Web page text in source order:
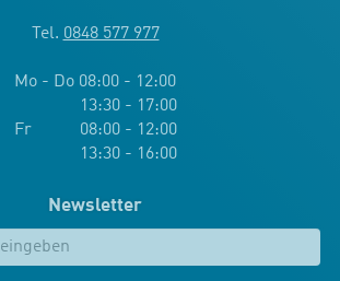
Tel. 0848 577 977
Mo - Do 08:00 - 12:00
13:30 - 17:00
Fr 08:00 - 12:00
13:30 - 16:00
Newsletter